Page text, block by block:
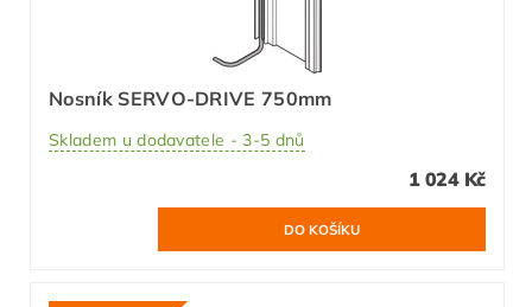
Nosník SERVO-DRIVE 750mm
Skladem u dodavatele - 3-5 dnů
1 024 Kč